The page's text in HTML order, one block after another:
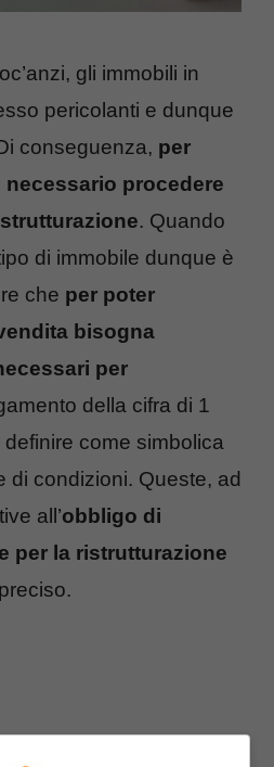
gli immobili in
pericolanti e dunque
conseguenza, per
procedere
. Quando
di immobile dunque è
che per poter
bisogna
per
della cifra di 1
come simbolica
di condizioni. Queste, ad
all’obbligo di
per la ristrutturazione